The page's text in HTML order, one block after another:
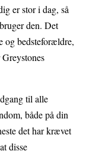
er stor i dag, så
den. Det
og bedsteforældre,
til alle
både på din
det har krævet
disse